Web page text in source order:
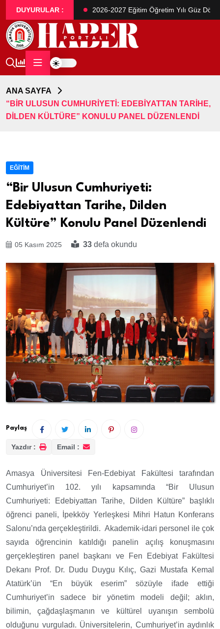
DUYURULAR :
Öğrenci Alım İlanı 2026-2027 Eğitim Öğretim Yılı Güz
ANA SAYFA
“BIR ULUSUN CUMHURIYETI: EDEBIYATTAN TARIHE,
DILDEN KÜLTÜRE” KONULU PANEL DÜZENLENDI
EĞITIM
“Bir Ulusun Cumhuriyeti:
Edebiyattan Tarihe, Dilden
Kültüre” Konulu Panel Düzenlendi
05 Kasım 2025 33 defa okundu
Paylaş
Yazdır : Email :
Amasya Üniversitesi Fen-Edebiyat Fakültesi tarafından
Cumhuriyet’in 102. yılı kapsamında “Bir Ulusun
Cumhuriyeti: Edebiyattan Tarihe, Dilden Kültüre” başlıklı
öğrenci paneli, İpekköy Yerleşkesi Mihri Hatun Konferans
Salonu’nda gerçekleştirildi. Akademik-idari personel ile çok
sayıda öğrencinin katıldığı panelin açılış konuşmasını
gerçekleştiren panel başkanı ve Fen Edebiyat Fakültesi
Dekanı Prof. Dr. Dudu Duygu Kılıç, Gazi Mustafa Kemal
Atatürk’ün “En büyük eserim” sözüyle ifade ettiği
Cumhuriyet’in sadece bir yönetim modeli değil; aklın,
bilimin, çağdaşlaşmanın ve kültürel uyanışın sembolü
olduğunu vurguladı. Üniversitelerin, Cumhuriyet’in aydınlık